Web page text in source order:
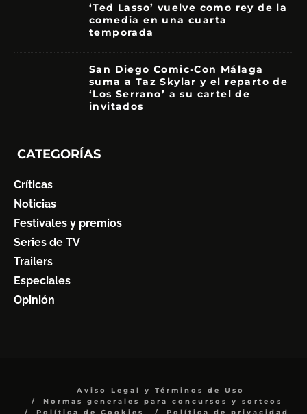
‘Ted Lasso’ vuelve como rey de la
comedia en una cuarta
temporada
San Diego Comic-Con Málaga
suma a Taz Skylar y el reparto de
‘Los Serrano’ a su cartel de
invitados
CATEGORÍAS
Críticas
Noticias
Festivales y premios
Series de TV
Trailers
Especiales
Opinión
Aviso Legal y Términos de Uso
Normas generales para concursos y sorteos